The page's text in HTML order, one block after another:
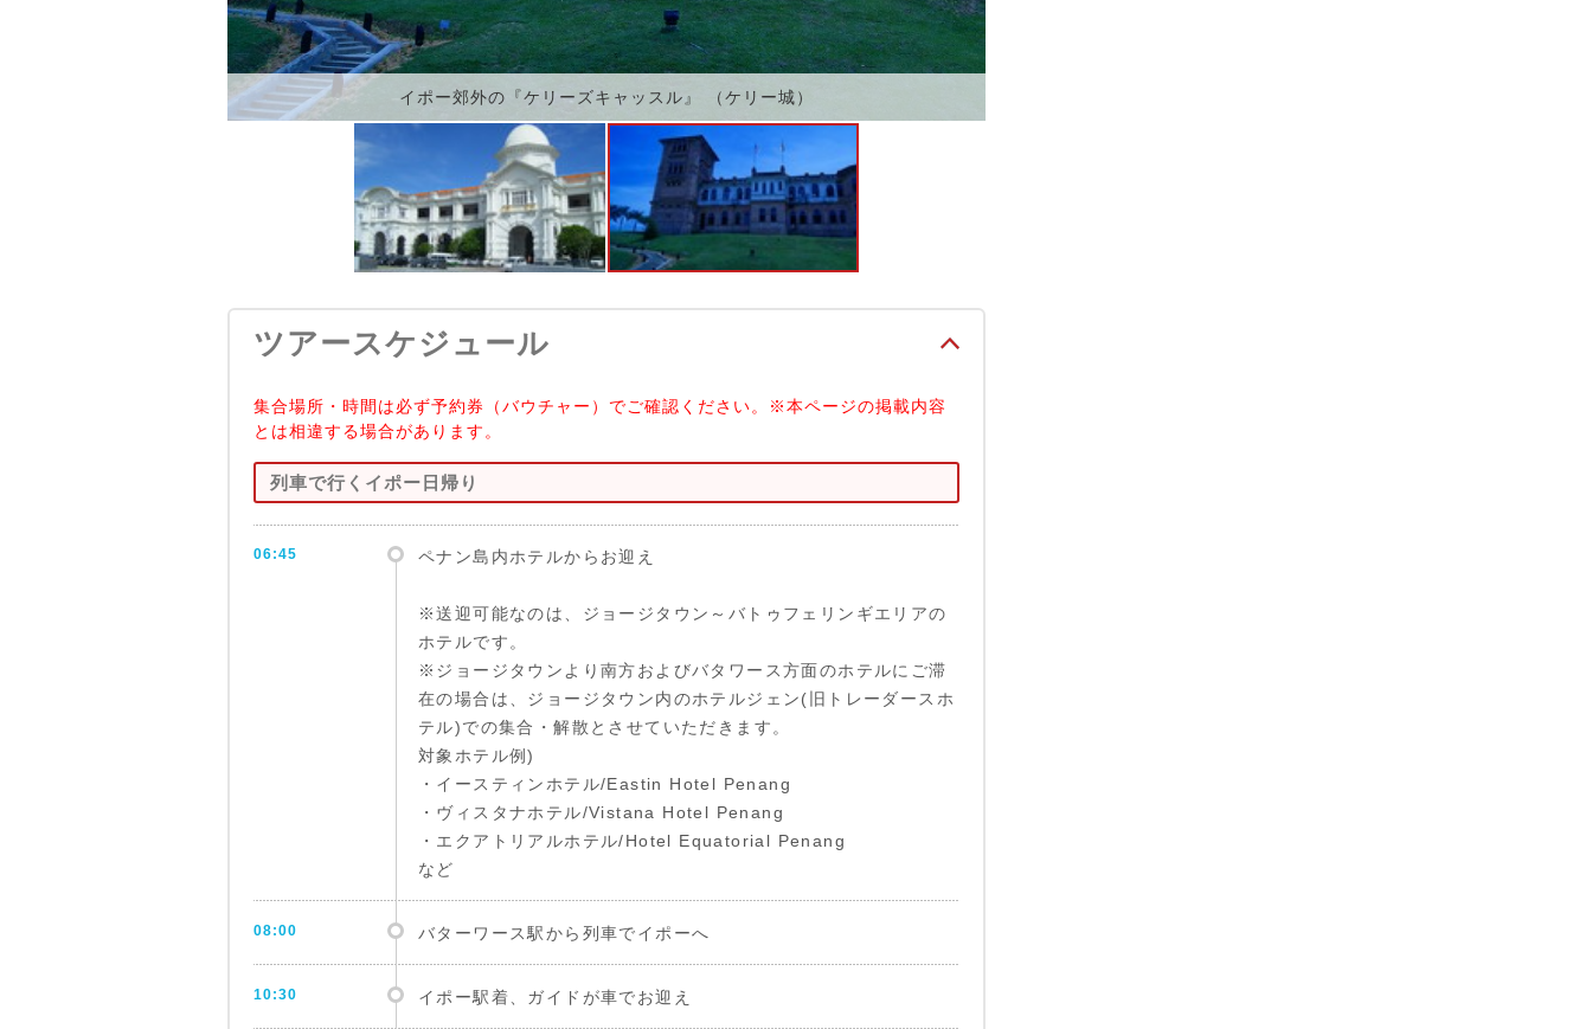
イポー郊外の『ケリーズキャッスル』 （ケリー城）
ツアースケジュール
集合場所・時間は必ず予約券（バウチャー）でご確認ください。※本ページの掲載内容
とは相違する場合があります。
列車で行くイポー日帰り
06:45 ペナン島内ホテルからお迎え
※送迎可能なのは、ジョージタウン～バトゥフェリンギエリアの
ホテルです。
※ジョージタウンより南方およびバタワース方面のホテルにご滞
在の場合は、ジョージタウン内のホテルジェン(旧トレーダースホ
テル)での集合・解散とさせていただきます。
対象ホテル例)
・イースティンホテル/Eastin Hotel Penang
・ヴィスタナホテル/Vistana Hotel Penang
・エクアトリアルホテル/Hotel Equatorial Penang
など
08:00 バターワース駅から列車でイポーへ
10:30 イポー駅着、ガイドが車でお迎え